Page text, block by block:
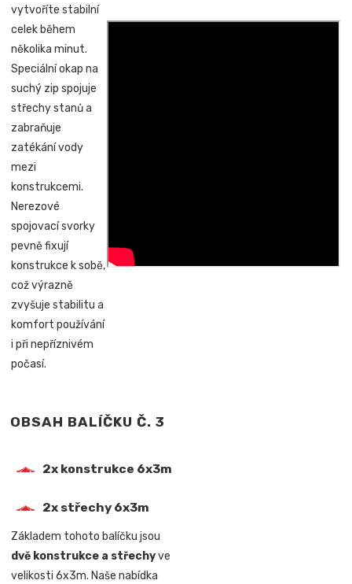
vytvoříte stabilní
celek během
několika minut.
Speciální okap na
suchý zip spojuje
střechy stanů a
zabraňuje
zatékání vody
mezi
konstrukcemi.
Nerezové
spojovací svorky
pevně fixují
konstrukce k sobě,
což výrazně
zvyšuje stabilitu a
komfort používání
i při nepříznivém
počasí.
OBSAH BALÍČKU Č. 3
2x konstrukce 6x3m
2x střechy 6x3m
Základem tohoto balíčku jsou
dvě konstrukce a střechyve
velikosti 6x3m. Naše nabídka